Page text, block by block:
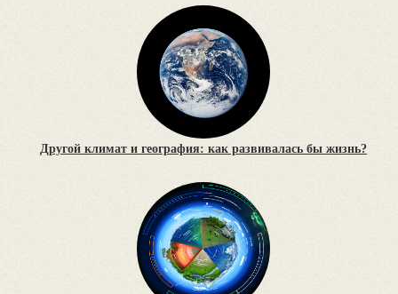
Другой климат и география: как развивалась бы жизнь?